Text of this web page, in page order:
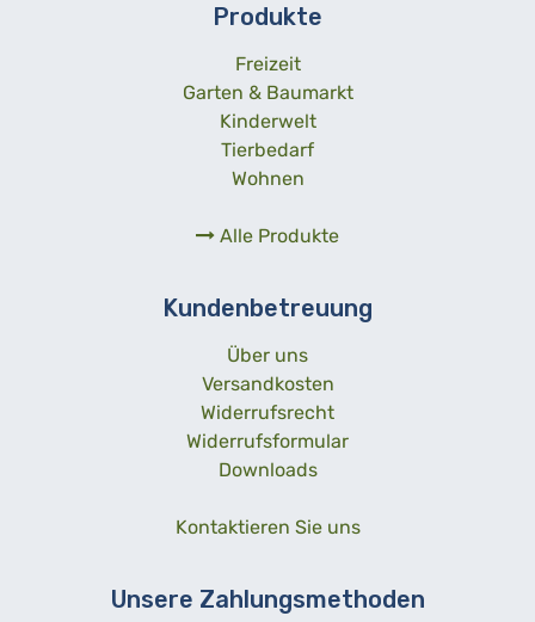
Produkte
Freizeit
Garten & Baumarkt
Kinderwelt
Tierbedarf
Wohnen
Alle Produkte
Kundenbetreuung
Über uns
Versandkosten
Widerrufsrecht
Widerrufsformular
Downloads
Kontaktieren Sie uns
Unsere Zahlungsmethoden